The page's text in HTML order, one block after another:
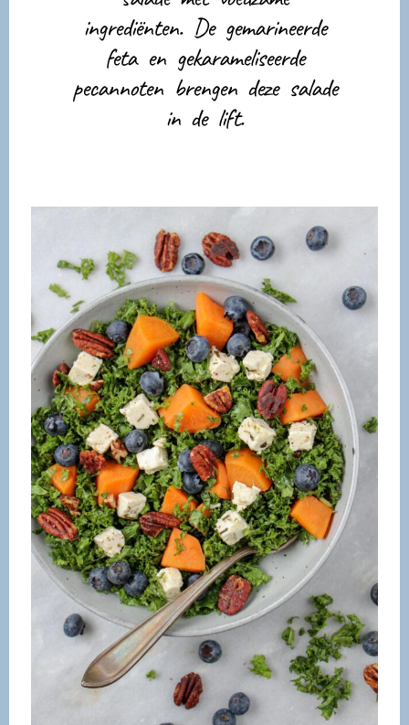
ingrediënten. De gemarineerde
feta en gekarameliseerde
pecannoten brengen deze salade
in de lift.